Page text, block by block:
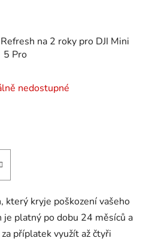
na 2 roky pro DJI Mini
5 Pro
nedostupné
který kryje poškození vašeho
je platný po dobu 24 měsíců a
příplatek využít až čtyři